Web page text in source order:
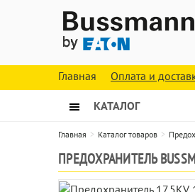
Главная Оплата и
КАТАЛОГ
Главная Каталог товаров
ПРЕДОХРАНИТЕЛЬ